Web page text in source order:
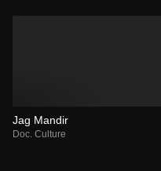
Jag Mandir
Doc. Culture